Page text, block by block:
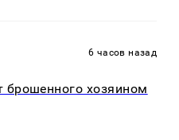
6 часов назад
хозяином